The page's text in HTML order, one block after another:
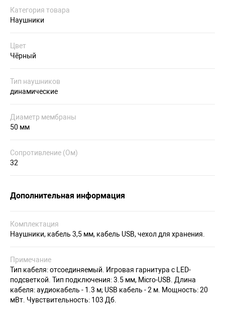
Категория товара
Наушники
Цвет
Чёрный
Тип наушников
динамические
Диаметр мембраны
50 мм
Сопротивление (Ом)
32
Дополнительная информация
Комплектация
Наушники, кабель 3,5 мм, кабель USB, чехол для хранения.
Примечание
Тип кабеля: отсоединяемый. Игровая гарнитура с LED-
подсветкой. Тип подключения: 3.5 мм, Micro-USB. Длина
кабеля: аудиокабель - 1.3 м; USB кабель - 2 м. Мощность: 20
мВт. Чувствительность: 103 Дб.